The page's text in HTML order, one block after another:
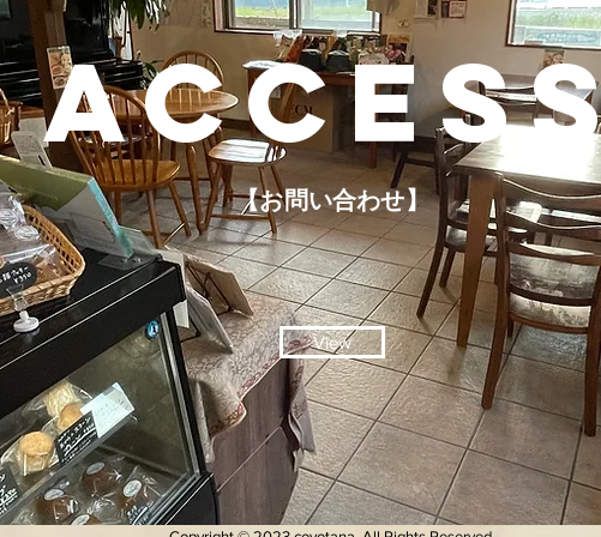
【お問い合わせ】
View